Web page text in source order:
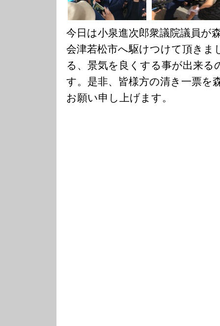
今日は小泉進次郎衆議院議員が
会津若松市へ駆けつけて頂きま
る、景気を良くする事が出来る
す。是非、皆様方の清き一票を
お願い申し上げます。